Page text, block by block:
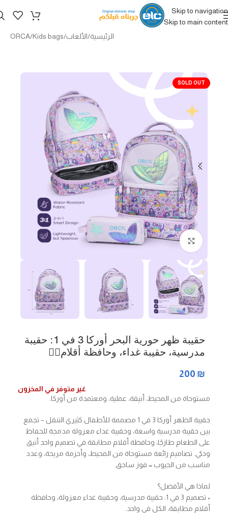
Skip to navigation
Skip to main content
الرئيسية/الألعاب/
Kids bags
/
ORCA
SOLD OUT
Click to enlarge
حقيبة ظهر حورية البحر أوركا 3 في 1: حقيبة
مدرسية، حقيبة غداء، وحافظة أقلام🧜‍♀️
200 ₪
غير متوفر في المخزون
مستوحاة من المحيط، أنيقة، عملية، ومعتمدة من أوركا.
حقيبة الظهر أوركا 3 في 1 مصممة للأطفال كثيري التنقل – تجمع
بين حقيبة مدرسية واسعة، وحقيبة غداء معزولة مدمجة للحفاظ
على الطعام طازجًا، وحافظة أقلام مطابقة في تصميم واحد أنيق
وذكي. تصاميم رائعة مستوحاة من المحيط، وأحزمة مريحة، وعدد
مناسب من الجيوب = فوز ساحق.
لماذا هي الأفضل؟
• تصميم 3 في 1: حقيبة مدرسية، وحقيبة غداء معزولة، وحافظة
أقلام مطابقة، الكل في واحد.